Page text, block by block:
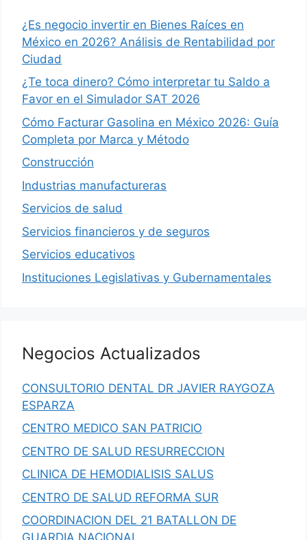
¿Es negocio invertir en Bienes Raíces en
México en 2026? Análisis de Rentabilidad por
Ciudad
¿Te toca dinero? Cómo interpretar tu Saldo a
Favor en el Simulador SAT 2026
Cómo Facturar Gasolina en México 2026: Guía
Completa por Marca y Método
Construcción
Industrias manufactureras
Servicios de salud
Servicios financieros y de seguros
Servicios educativos
Instituciones Legislativas y Gubernamentales
Negocios Actualizados
CONSULTORIO DENTAL DR JAVIER RAYGOZA
ESPARZA
CENTRO MEDICO SAN PATRICIO
CENTRO DE SALUD RESURRECCION
CLINICA DE HEMODIALISIS SALUS
CENTRO DE SALUD REFORMA SUR
COORDINACION DEL 21 BATALLON DE